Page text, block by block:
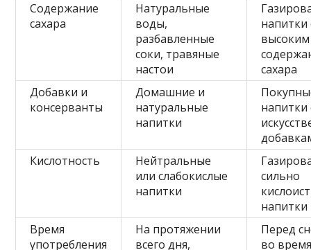
Содержание
сахара
Натуральные
воды,
разбавленные
соки, травяные
настои
напитки
высоким
сахара
Добавки и
консерванты
Домашние и
натуральные
напитки
напитки
Кислотность
Нейтральные
или слабокислые
напитки
сильно
напитки
Время
употребления
На протяжении
всего дня,
Перед
во